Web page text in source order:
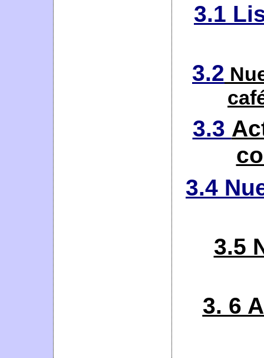
3.1
3.2
3.3
3.4
3.5
3. 6